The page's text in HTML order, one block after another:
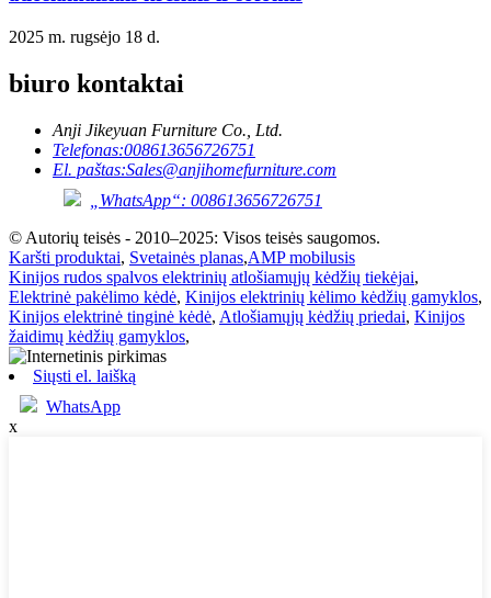
2025 m. rugsėjo 18 d.
biuro kontaktai
Anji Jikeyuan Furniture Co., Ltd.
Telefonas:008613656726751
El. paštas:Sales@anjihomefurniture.com
„WhatsApp“: 008613656726751
© Autorių teisės - 2010–2025: Visos teisės saugomos.
Karšti produktai, Svetainės planas,AMP mobilusis
Kinijos rudos spalvos elektrinių atlošiamųjų kėdžių tiekėjai,
Elektrinė pakėlimo kėdė, Kinijos elektrinių kėlimo kėdžių gamyklos,
Kinijos elektrinė tinginė kėdė, Atlošiamųjų kėdžių priedai, Kinijos
žaidimų kėdžių gamyklos,
Siųsti el. laišką
WhatsApp
x